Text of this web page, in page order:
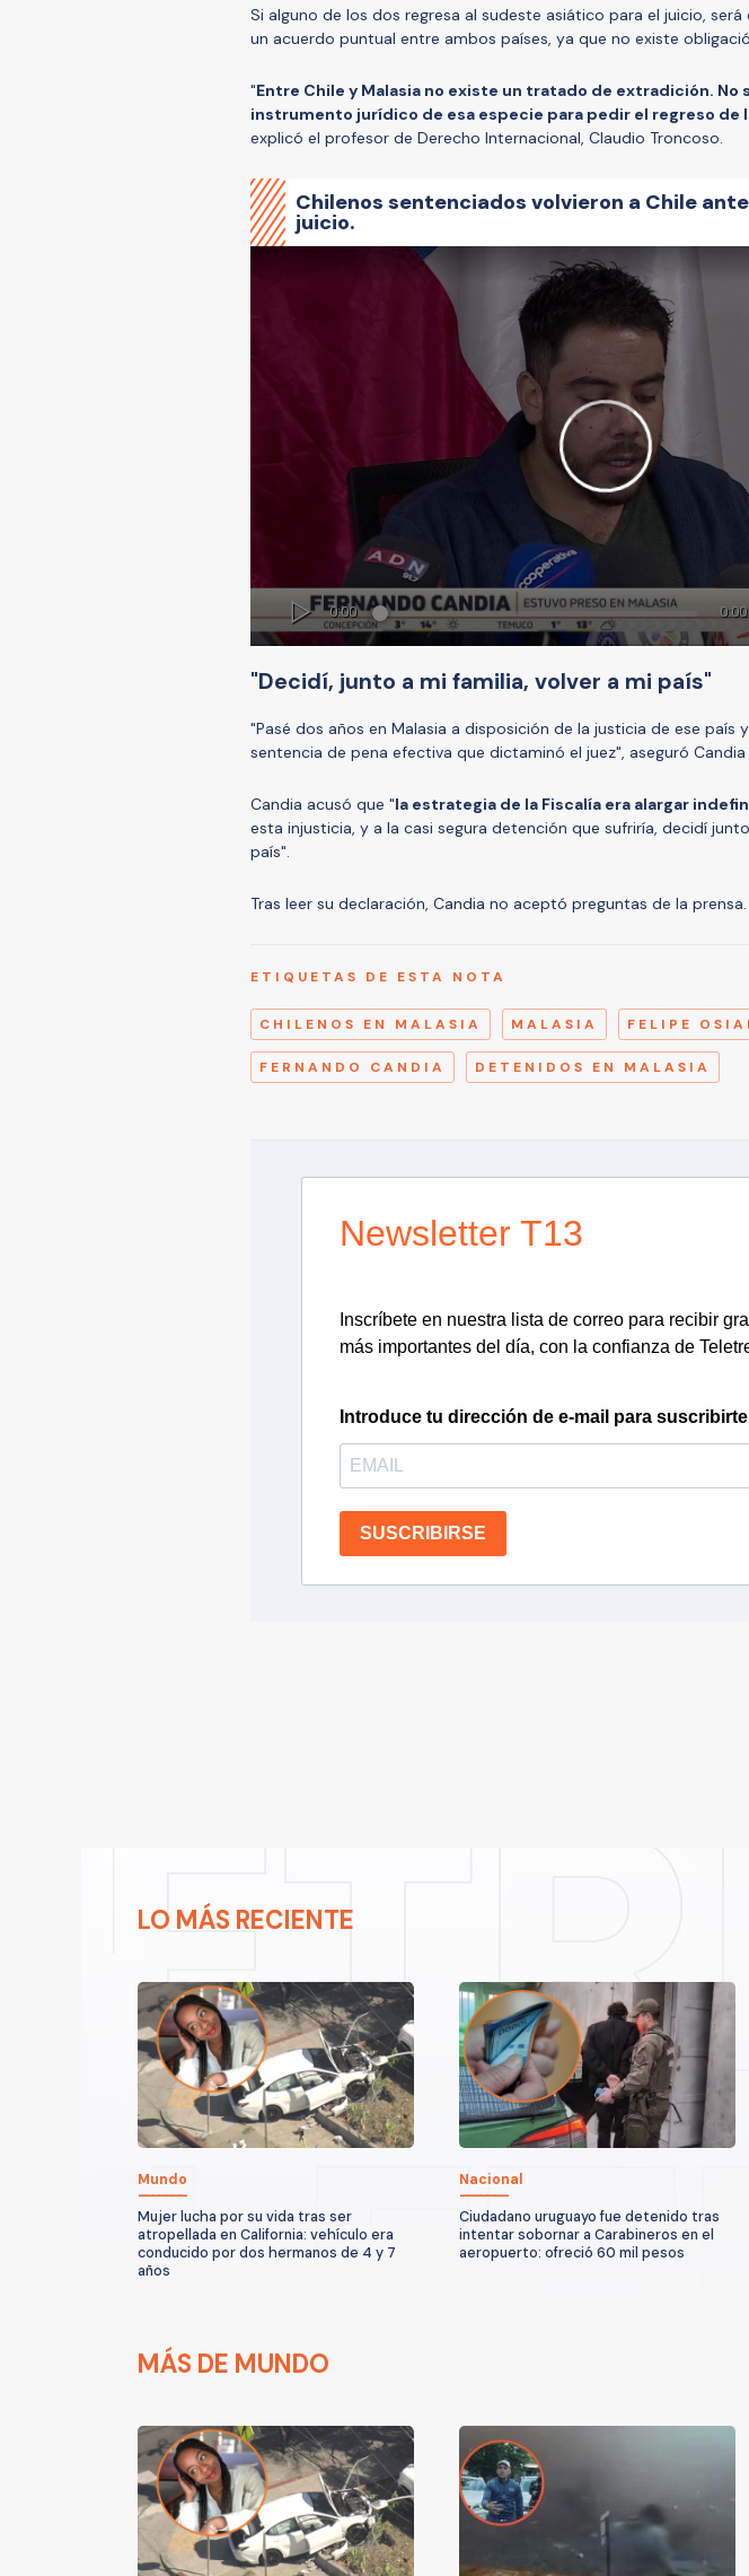
Si alguno de los dos regresa al sudeste asiático para el juicio,
un acuerdo puntual entre ambos países, ya que no existe
"Entre Chile y Malasia no existe un tratado de extradición. No
instrumento jurídico de esa especie para pedir el regreso de
explicó el profesor de Derecho Internacional, Claudio Troncoso.
Chilenos sentenciados volvieron a Chile
juicio.
"Decidí, junto a mi familia, volver a mi país"
"Pasé dos años en Malasia a disposición de la justicia de ese país
sentencia de pena efectiva que dictaminó el juez", aseguró
Candia acusó que "la estrategia de la Fiscalía era alargar
esta injusticia, y a la casi segura detención que sufriría, decidí
país".
Tras leer su declaración, Candia no aceptó preguntas de la prensa.
ETIQUETAS DE ESTA NOTA
CHILENOS EN MALASIA MALASIA FELIPE
FERNANDO CANDIA DETENIDOS EN MALASIA
Newsletter T13
Inscríbete en nuestra lista de correo para recibir
más importantes del día, con la confianza de
Introduce tu dirección de e-mail para suscribirte
SUSCRIBIRSE
LO MÁS RECIENTE
Mundo
Mujer lucha por su vida tras ser
atropellada en California: vehículo era
conducido por dos hermanos de 4 y 7
años
Nacional
Ciudadano uruguayo fue detenido tras
intentar sobornar a Carabineros en el
aeropuerto: ofreció 60 mil pesos
MÁS DE MUNDO